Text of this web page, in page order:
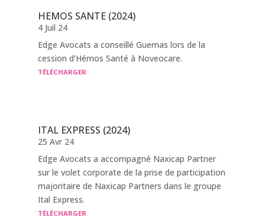
HEMOS SANTE (2024)
4 Juil 24
Edge Avocats a conseillé Guemas lors de la
cession d’Hémos Santé à Noveocare.
TÉLÉCHARGER
ITAL EXPRESS (2024)
25 Avr 24
Edge Avocats a accompagné Naxicap Partner
sur le volet corporate de la prise de participation
majoritaire de Naxicap Partners dans le groupe
Ital Express.
TÉLÉCHARGER